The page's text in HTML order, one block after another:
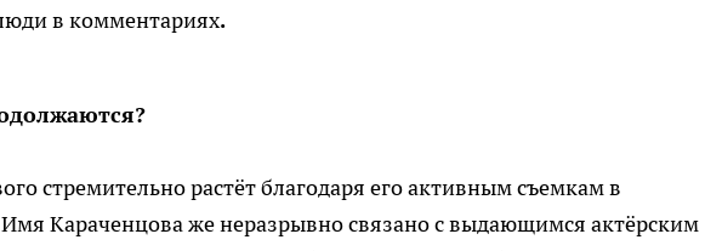
в комментариях.
стремительно растёт благодаря его активным съемкам в
Караченцова же неразрывно связано с выдающимся актёрским